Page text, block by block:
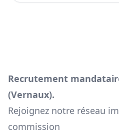
Recrutement
(Vernaux).
Rejoignez notre réseau
commission